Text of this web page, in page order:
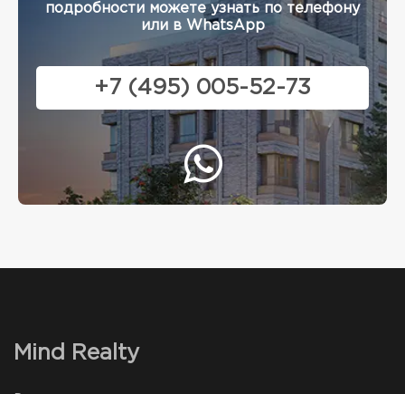
подробности можете узнать по телефону
или в WhatsApp
+7 (495) 005-52-73
Mind Realty